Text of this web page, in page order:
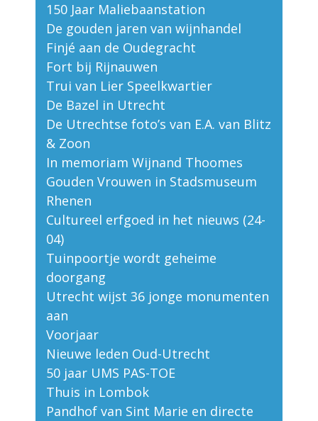
150 Jaar Maliebaanstation
De gouden jaren van wijnhandel
Finjé aan de Oudegracht
Fort bij Rijnauwen
Trui van Lier Speelkwartier
De Bazel in Utrecht
De Utrechtse foto’s van E.A. van Blitz
& Zoon
In memoriam Wijnand Thoomes
Gouden Vrouwen in Stadsmuseum
Rhenen
Cultureel erfgoed in het nieuws (24-
04)
Tuinpoortje wordt geheime
doorgang
Utrecht wijst 36 jonge monumenten
aan
Voorjaar
Nieuwe leden Oud-Utrecht
50 jaar UMS PAS-TOE
Thuis in Lombok
Pandhof van Sint Marie en directe